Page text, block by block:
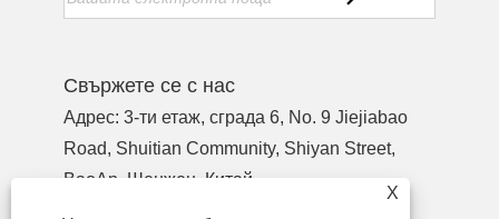
Свържете се с нас
Адрес: 3-ти етаж, сграда 6, No. 9 Jiejiabao
Road, Shuitian Community, Shiyan Street,
BaoAn, Шенжен, Китай
X